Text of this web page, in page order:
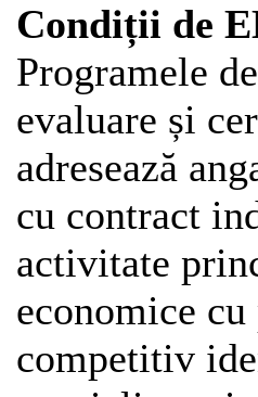
Condiții de
Programele
evaluare și
adresează
cu contract
activitate
economice
competitiv